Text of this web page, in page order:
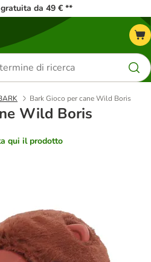
da 49 € **
Bark Gioco per cane Wild Boris
Wild Boris
qui il prodotto